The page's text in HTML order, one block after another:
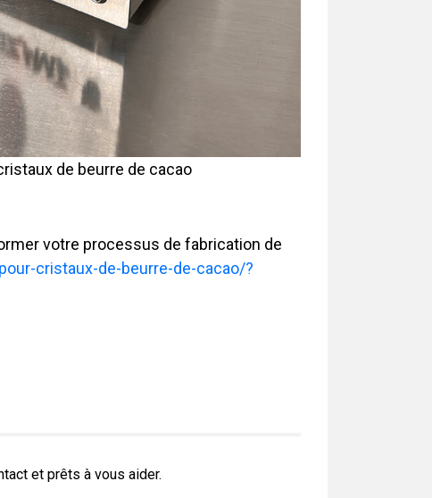
de beurre de cacao
votre processus de fabrication de
cristaux-de-beurre-de-cacao/?
et prêts à vous aider.